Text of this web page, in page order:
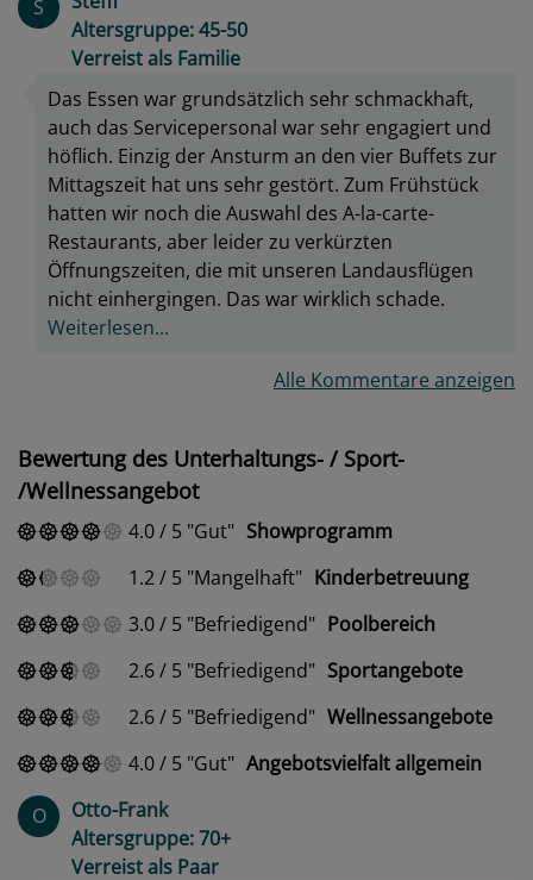
S
Altersgruppe: 45-50
Verreist als Familie
Das Essen war grundsätzlich sehr schmackhaft,
auch das Servicepersonal war sehr engagiert und
höflich. Einzig der Ansturm an den vier Buffets zur
Mittagszeit hat uns sehr gestört. Zum Frühstück
hatten wir noch die Auswahl des A-la-carte-
Restaurants, aber leider zu verkürzten
Öffnungszeiten, die mit unseren Landausflügen
nicht einhergingen. Das war wirklich schade.
Weiterlesen...
Alle Kommentare anzeigen
Bewertung des Unterhaltungs- / Sport-
/Wellnessangebot
4.0/ 5 Gut
Showprogramm
1.2/ 5 Mangelhaft
Kinderbetreuung
3.0/ 5 Befriedigend
Poolbereich
2.6/ 5 Befriedigend
Sportangebote
2.6/ 5 Befriedigend
Wellnessangebote
4.0/ 5 Gut
Angebotsvielfalt allgemein
O
Otto-Frank
Altersgruppe: 70+
Verreist als Paar